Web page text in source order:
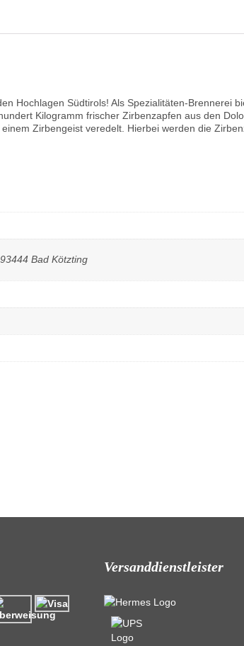
Hochlagen Südtirols! Als Spezialitäten-Brennerei
Kilogramm frischer Zirbenzapfen aus den
Zirbengeist veredelt. Hierbei werden die
Bad Kötzting
Versanddienstleister